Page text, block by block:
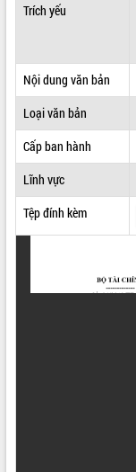
HỆ THỐNG VĂN BẢN
ĐIỂM TIN VĂN BẢN
QUY HOẠCH - KẾ HOẠCH
Trích yếu
Nội dung văn bản
Loại văn bản
Cấp ban hành
Lĩnh vực
Tệp đính kèm